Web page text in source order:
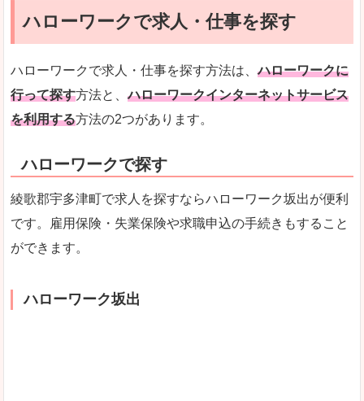
ハローワークで求人・仕事を探す
ハローワークで求人・仕事を探す方法は、ハローワークに
行って探す方法と、ハローワークインターネットサービス
を利用する方法の2つがあります。
ハローワークで探す
綾歌郡宇多津町で求人を探すならハローワーク坂出が便利
です。雇用保険・失業保険や求職申込の手続きもすること
ができます。
ハローワーク坂出